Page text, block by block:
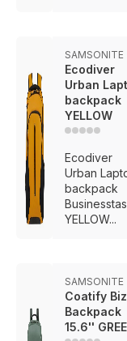
SAMSONITE
Ecodiver
Urban
backpack
YELLOW
Ecodiver
Urban
backpack
YELLOW...
SAMSONITE
Coatify Biz
Backpack
15.6''